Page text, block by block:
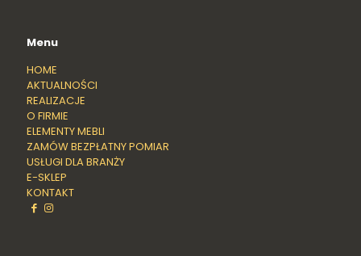
Menu
HOME
AKTUALNOŚCI
REALIZACJE
O FIRMIE
ELEMENTY MEBLI
ZAMÓW BEZPŁATNY POMIAR
USŁUGI DLA BRANŻY
E-SKLEP
KONTAKT